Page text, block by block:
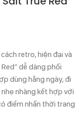
retro, hiện đại và
dễ dàng phối
dùng hằng ngày, đi
nhàng kết hợp với
điểm nhấn thời trang